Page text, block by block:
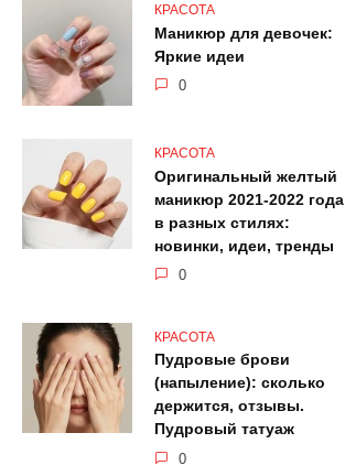
КРАСОТА
Маникюр для девочек:
Яркие идеи
0
КРАСОТА
Оригинальный желтый
маникюр 2021-2022 года
в разных стилях:
новинки, идеи, тренды
0
КРАСОТА
Пудровые брови
(напыление): сколько
держится, отзывы.
Пудровый татуаж
0